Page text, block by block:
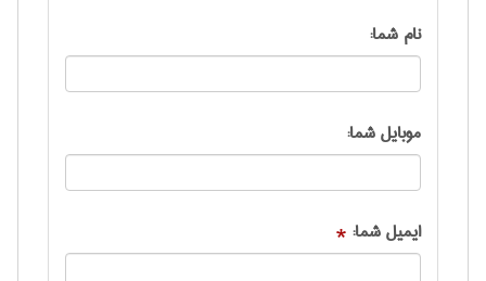
نام شما:
موبایل شما:
ایمیل شما: *